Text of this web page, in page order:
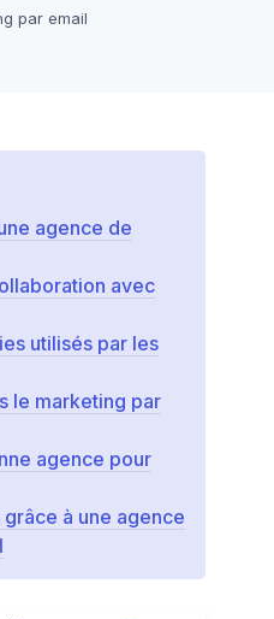
par email
agence de
avec
utilisés par les
le marketing par
agence pour
à une agence